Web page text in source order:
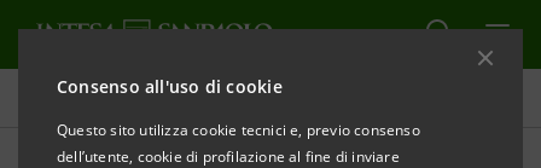
Consenso all'uso di cookie
Questo sito utilizza cookie tecnici e, previo consenso
dell’utente, cookie di profilazione al fine di inviare
Obiettivi, risultati e iniziative